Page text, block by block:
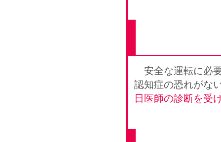
安全な運転に必
認知症の恐れがな
日医師の診断を受